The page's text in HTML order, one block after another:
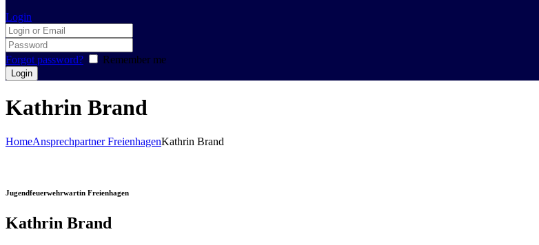
Login
Forgot password? Remember me
Kathrin Brand
HomeAnsprechpartner FreienhagenKathrin Brand
Jugendfeuerwehrwartin Freienhagen
Kathrin Brand